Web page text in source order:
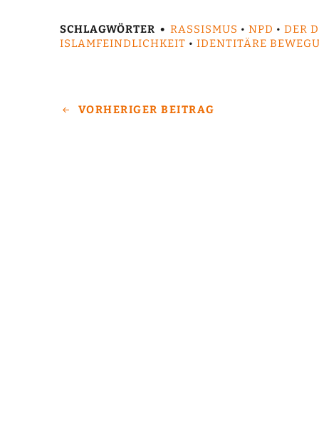
SCHLAGWÖRTER RASSISMUS • NPD • DER
ISLAMFEINDLICHKEIT • IDENTITÄRE
VORHERIGER BEITRAG